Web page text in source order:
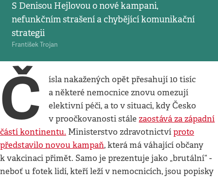
S Denisou Hejlovou o nové kampani,
nefunkčním strašení a chybějící komunikační
strategii
František Trojan
Č
ísla nakažených opět přesahují 10 tisíc
a některé nemocnice znovu omezují
elektivní péči, a to v situaci, kdy Česko
v proočkovanosti stálezaostává za západní
částí kontinentu. Ministerstvo zdravotnictvíproto
představilo novou kampaň, která má váhající občany
k vakcinaci přimět. Samo je prezentuje jako „brutální“ -
neboť u fotek lidí, kteří leží v nemocnicích, jsou popisky